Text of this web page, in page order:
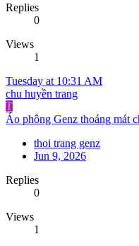
Replies
0
Views
1
Tuesday at 10:31 AM
chu huyền trang
T
Áo phông Genz thoáng mát
thoi trang genz
Jun 9, 2026
Replies
0
Views
1